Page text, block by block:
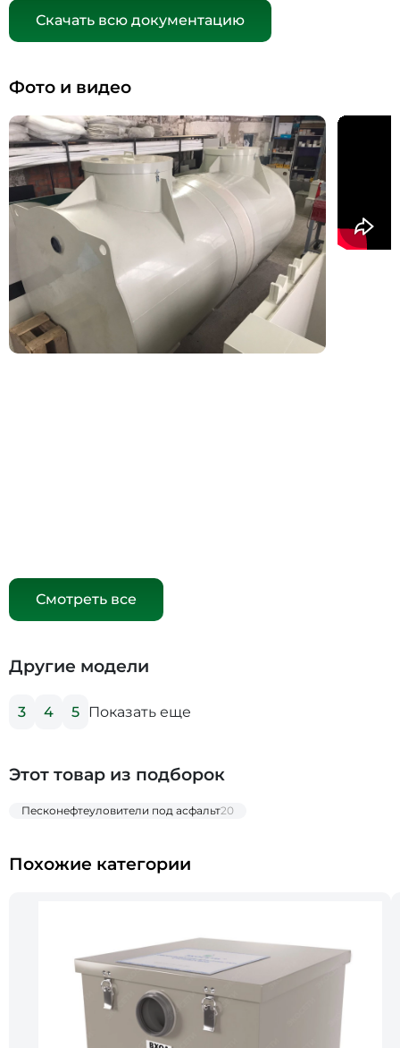
Скачать всю документацию
Фото и видео
Смотреть все
Другие модели
3 4 5 Показать еще
Этот товар из подборок
Песконефтеуловители под асфальт20
Похожие категории